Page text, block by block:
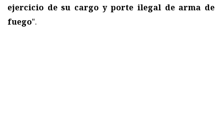
ejercicio de su cargo y porte ilegal de arma de
fuego".